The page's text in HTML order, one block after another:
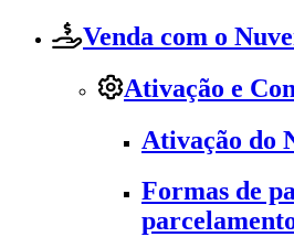
Venda com o
Ativação e
Ativação do
Formas de